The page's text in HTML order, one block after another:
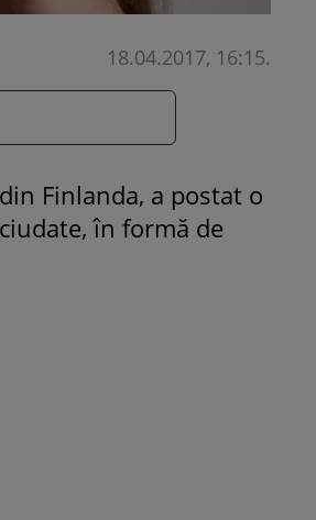
18.04.2017, 16:15.
Finlanda, a postat o
ciudate, în formă de